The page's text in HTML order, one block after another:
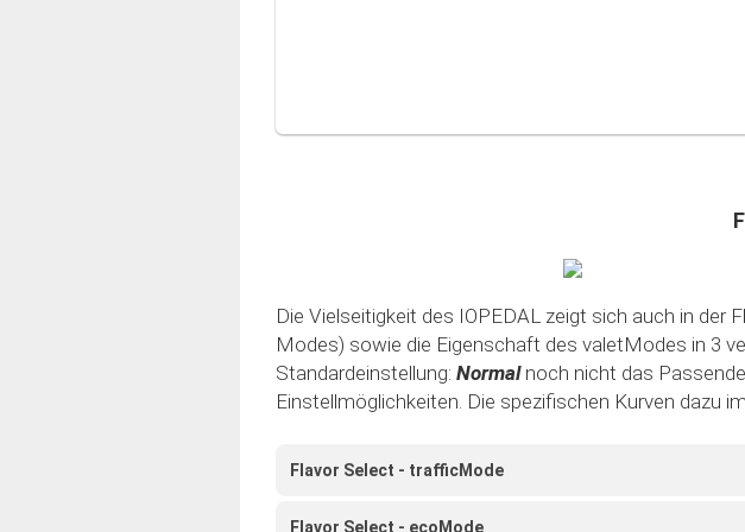
Die Vielseitigkeit des IOPEDAL zeigt sich auch in der
Modes) sowie die Eigenschaft des valetModes in 3
Standardeinstellung: Normal noch nicht das
Einstellmöglichkeiten. Die spezifischen Kurven dazu
Flavor Select - trafficMode
Flavor Select - ecoMode